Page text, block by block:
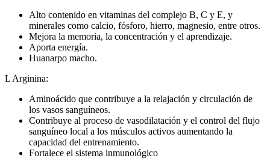
desde
S/ 49.00
hasta
S/ 129.00
Alto contenido en vitaminas del complejo B, C y E, y
minerales como calcio, fósforo, hierro, magnesio, entre otros.
Mejora la memoria, la concentración y el aprendizaje.
Aporta energía.
Huanarpo macho.
L Arginina:
Aminoácido que contribuye a la relajación y circulación de
los vasos sanguíneos.
Contribuye al proceso de vasodilatación y el control del flujo
sanguíneo local a los músculos activos aumentando la
capacidad del entrenamiento.
Fortalece el sistema inmunológico